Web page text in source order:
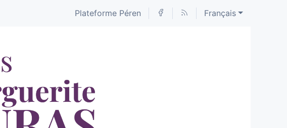
Plateforme Péren Français